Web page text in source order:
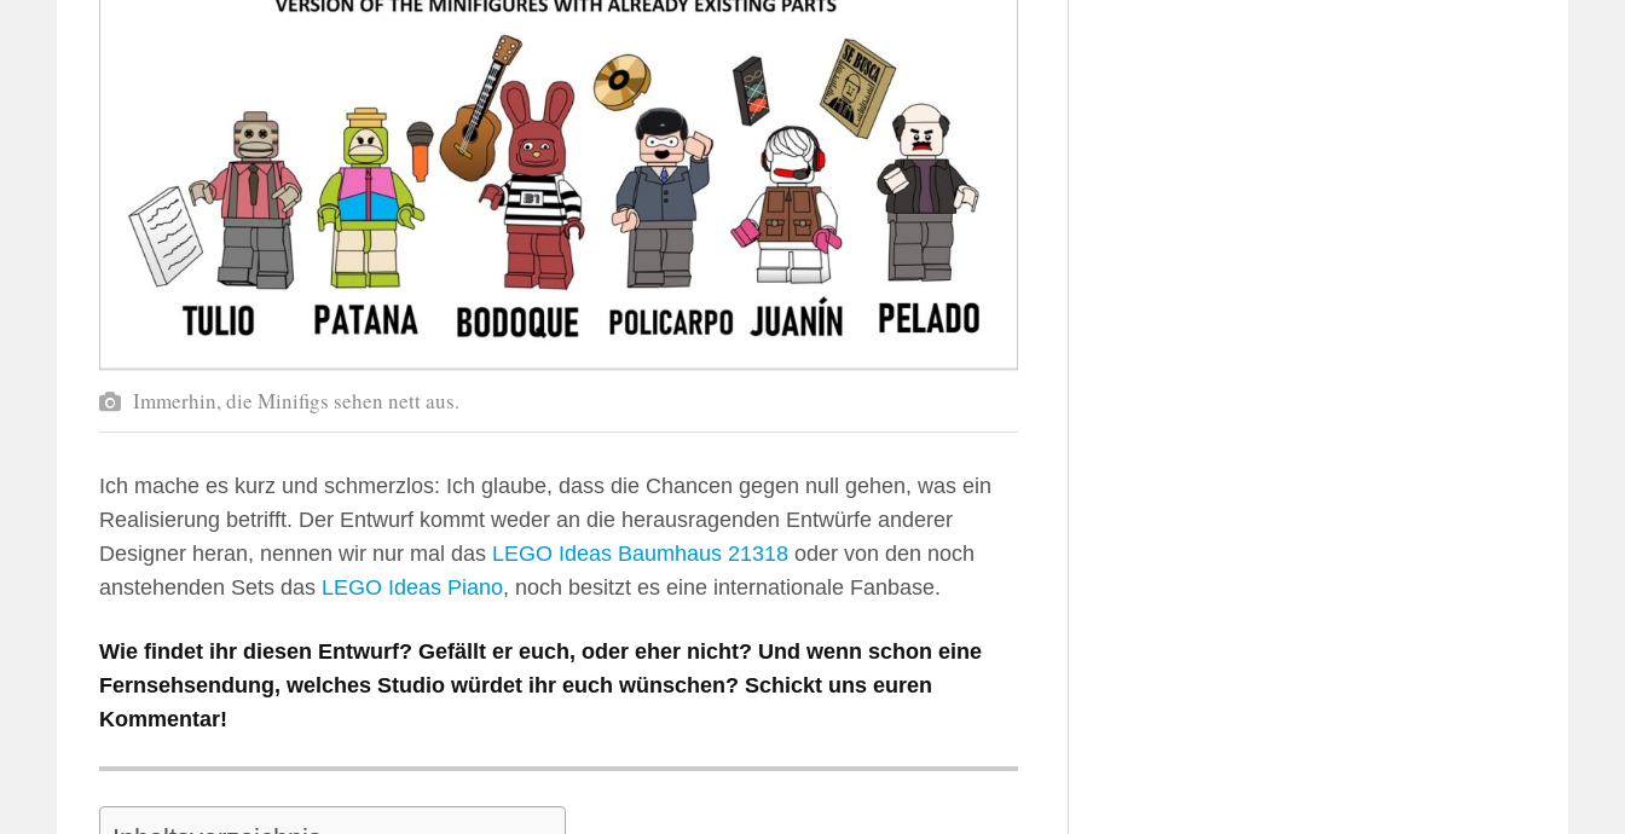
Immerhin, die Minifigs sehen nett aus.
Ich mache es kurz und schmerzlos: Ich glaube, dass die Chancen gegen null gehen, was ein
Realisierung betrifft. Der Entwurf kommt weder an die herausragenden Entwürfe anderer
Designer heran, nennen wir nur mal das LEGO Ideas Baumhaus 21318 oder von den noch
anstehenden Sets das LEGO Ideas Piano, noch besitzt es eine internationale Fanbase.
Wie findet ihr diesen Entwurf? Gefällt er euch, oder eher nicht? Und wenn schon eine
Fernsehsendung, welches Studio würdet ihr euch wünschen? Schickt uns euren
Kommentar!